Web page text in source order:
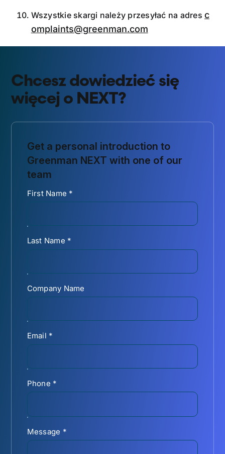
Wszystkie skargi należy przesyłać na adresc
omplaints@greenman.com
Chcesz dowiedzieć się
więcej o NEXT?
Get a personal introduction to
Greenman NEXT with one of our
team
First Name *
Last Name *
Company Name
Email *
Phone *
Message *